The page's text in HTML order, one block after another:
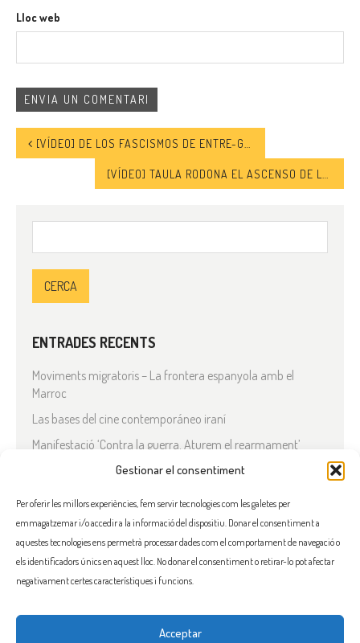
Gestionar el consentiment
Per oferir les millors experiències, fem servir tecnologies com les galetes per
emmagatzemar i/o accedir a la informació del dispositiu. Donar el consentiment a
aquestes tecnologies ens permetrà processar dades com el comportament de navegació o
els identificadors únics en aquest lloc. No donar el consentiment o retirar-lo pot afectar
negativament certes característiques i funcions.
Acceptar
Lloc web
[VÍDEO] DE LOS FASCISMOS DE ENTRE-GUERRAS A LOS NEOFASCISMOS DEL S.XXI | EMMANUEL RODRÍGUEZ
ENTRADES RECENTS
Moviments migratoris – La frontera espanyola amb el
Marroc
Las bases del cine contemporáneo iraní
Manifestació ‘Contra la guerra. Aturem el rearmament’
En solidaritat amb el Líban
Què està passant a l’Iran?
COMENTARIS RECENTS